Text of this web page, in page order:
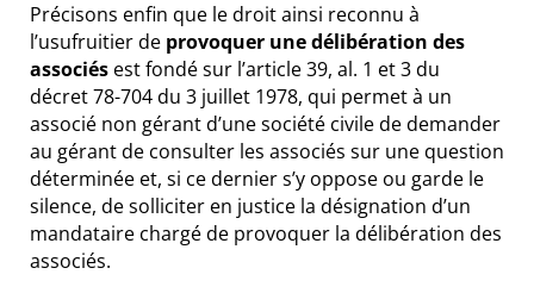
Précisons enfin que le droit ainsi reconnu à
l’usufruitier de provoquer une délibération des
associésest fondé sur l’article 39, al. 1 et 3 du
décret 78-704 du 3 juillet 1978, qui permet à un
associé non gérant d’une société civile de demander
au gérant de consulter les associés sur une question
déterminée et, si ce dernier s’y oppose ou garde le
silence, de solliciter en justice la désignation d’un
mandataire chargé de provoquer la délibération des
associés.